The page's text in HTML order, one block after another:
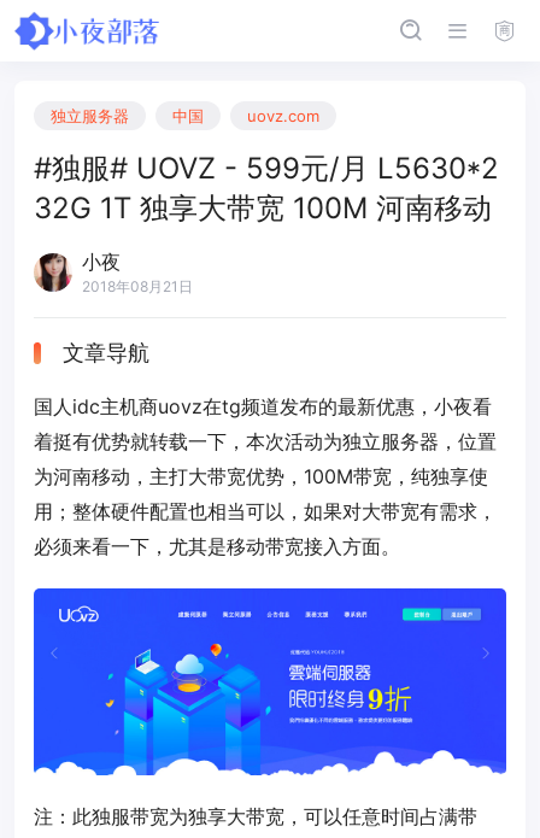
独立服务器 中国 uovz.com
#独服# UOVZ - 599元/月 L5630*2
32G 1T 独享大带宽 100M 河南移动
小夜
2018年08月21日
文章导航
国人idc主机商uovz在tg频道发布的最新优惠，小夜看
着挺有优势就转载一下，本次活动为独立服务器，位置
为河南移动，主打大带宽优势，100M带宽，纯独享使
用；整体硬件配置也相当可以，如果对大带宽有需求，
必须来看一下，尤其是移动带宽接入方面。
注：此独服带宽为独享大带宽，可以任意时间占满带